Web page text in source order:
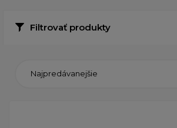
Filtrovať produkty
Najpredávanejšie